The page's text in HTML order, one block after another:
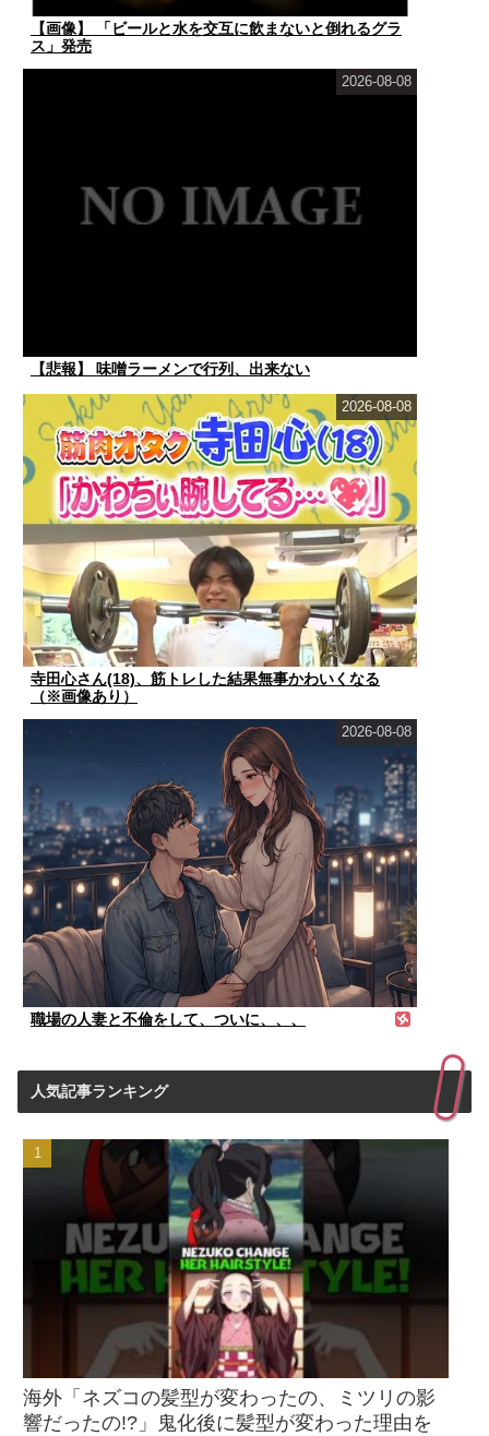
【画像】 「ビールと水を交互に飲まないと倒れるグラ
ス」発売
【悲報】 味噌ラーメンで行列、出来ない
2026-08-08
寺田心さん(18)、筋トレした結果無事かわいくなる
（※画像あり）
2026-08-08
職場の人妻と不倫をして、ついに、、、
2026-08-08
人気記事ランキング
海外「ネズコの髪型が変わったの、ミツリの影
響だったの!?」鬼化後に髪型が変わった理由を